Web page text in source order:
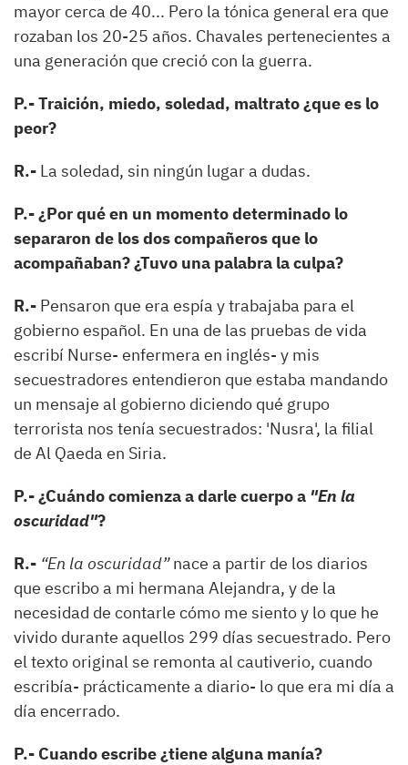
mayor cerca de 40... Pero la tónica general era que
rozaban los 20-25 años. Chavales pertenecientes a
una generación que creció con la guerra.
P.- Traición, miedo, soledad, maltrato ¿que es lo
peor?
R.- La soledad, sin ningún lugar a dudas.
P.- ¿Por qué en un momento determinado lo
separaron de los dos compañeros que lo
acompañaban? ¿Tuvo una palabra la culpa?
R.- Pensaron que era espía y trabajaba para el
gobierno español. En una de las pruebas de vida
escribí Nurse- enfermera en inglés- y mis
secuestradores entendieron que estaba mandando
un mensaje al gobierno diciendo qué grupo
terrorista nos tenía secuestrados: 'Nusra', la filial
de Al Qaeda en Siria.
P.- ¿Cuándo comienza a darle cuerpo a "En la
oscuridad"?
R.- “En la oscuridad”nace a partir de los diarios
que escribo a mi hermana Alejandra, y de la
necesidad de contarle cómo me siento y lo que he
vivido durante aquellos 299 días secuestrado. Pero
el texto original se remonta al cautiverio, cuando
escribía- prácticamente a diario- lo que era mi día a
día encerrado.
P.- Cuando escribe ¿tiene alguna manía?